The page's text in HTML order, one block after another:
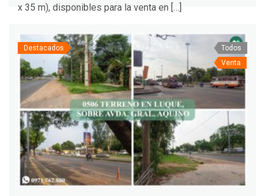
x 35 m), disponibles para la venta en […]
Destacados
Todos
Venta